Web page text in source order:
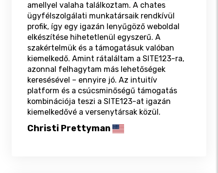
amellyel valaha találkoztam. A chates
ügyfélszolgálati munkatársaik rendkívül
profik, így egy igazán lenyűgöző weboldal
elkészítése hihetetlenül egyszerű. A
szakértelmük és a támogatásuk valóban
kiemelkedő. Amint rátaláltam a SITE123-ra,
azonnal felhagytam más lehetőségek
keresésével – ennyire jó. Az intuitív
platform és a csúcsminőségű támogatás
kombinációja teszi a SITE123-at igazán
kiemelkedővé a versenytársak közül.
Christi Prettyman